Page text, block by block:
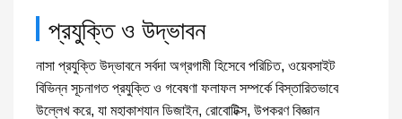
প্রযুক্তি ও উদ্ভাবন
নাসা প্রযুক্তি উদ্ভাবনে সর্বদা অগ্রগামী হিসেবে পরিচিত, ওয়েবসাইট
বিভিন্ন সূচনাগত প্রযুক্তি ও গবেষণা ফলাফল সম্পর্কে বিস্তারিতভাবে
উল্লেখ করে, যা মহাকাশযান ডিজাইন, রোবোটিক্স, উপকরণ বিজ্ঞান